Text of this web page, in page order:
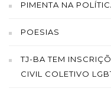
PIMENTA NA
POESIAS
TJ-BA TEM
CIVIL COLETIVO